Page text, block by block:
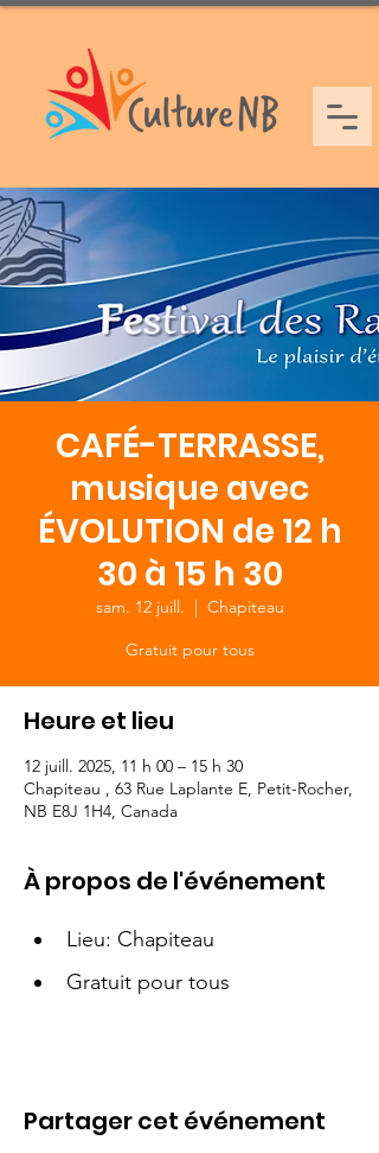
CAFÉ-TERRASSE,
musique avec
ÉVOLUTION de 12 h
30 à 15 h 30
sam. 12 juill.
  |
Chapiteau
Gratuit pour tous
Heure et lieu
12 juill. 2025, 11 h 00 – 15 h 30
Chapiteau , 63 Rue Laplante E, Petit-Rocher,
NB E8J 1H4, Canada
À propos de l'événement
Lieu: Chapiteau
Gratuit pour tous
Partager cet événement